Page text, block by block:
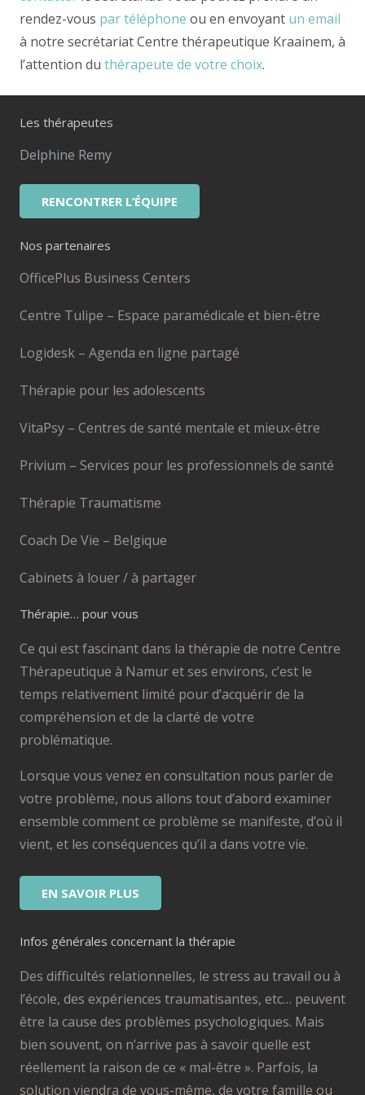
rendez-vous par téléphone ou en envoyant un email
à notre secrétariat Centre thérapeutique Kraainem, à
l’attention du thérapeute de votre choix.
Les thérapeutes
Delphine Remy
RENCONTRER L’ÉQUIPE
Nos partenaires
OfficePlus Business Centers
Centre Tulipe – Espace paramédicale et bien-être
Logidesk – Agenda en ligne partagé
Thérapie pour les adolescents
VitaPsy – Centres de santé mentale et mieux-être
Privium – Services pour les professionnels de santé
Thérapie Traumatisme
Coach De Vie – Belgique
Cabinets à louer / à partager
Thérapie… pour vous
Ce qui est fascinant dans la thérapie de notre Centre
Thérapeutique à Namur et ses environs, c’est le
temps relativement limité pour d’acquérir de la
compréhension et de la clarté de votre
problématique.
Lorsque vous venez en consultation nous parler de
votre problème, nous allons tout d’abord examiner
ensemble comment ce problème se manifeste, d’où il
vient, et les conséquences qu’il a dans votre vie.
EN SAVOIR PLUS
Infos générales concernant la thérapie
Des difficultés relationnelles, le stress au travail ou à
l’école, des expériences traumatisantes, etc… peuvent
être la cause des problèmes psychologiques. Mais
bien souvent, on n’arrive pas à savoir quelle est
réellement la raison de ce « mal-être ». Parfois, la
solution viendra de vous-même, de votre famille ou